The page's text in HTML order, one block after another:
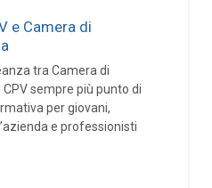
e Camera di
tra Camera di
sempre più punto di
per giovani,
e professionisti